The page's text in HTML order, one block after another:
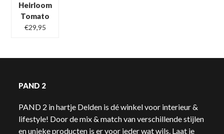
Heirloom
Tomato
€29,95
PAND 2
PAND 2 in hartje Delden is dé winkel voor interieur &
lifestyle! Door de mix & match van verschillende stijlen
en unieke producten is er voor ieder wat wils. Laat je